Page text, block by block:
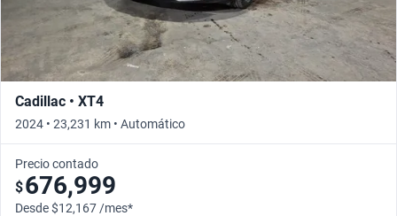
Cadillac • XT4
2024 • 23,231 km • Automático
Precio contado
$676,999
Desde $12,167 /mes*